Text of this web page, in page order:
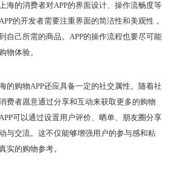
海的消费者对APP的界面设计、操作流畅度等
的开发者需要注重界面的简洁性和美观性，
自己所需的商品。APP的操作流程也要尽可能
物体验。
的购物APP还应具备一定的社交属性。随着社
费者愿意通过分享和互动来获取更多的购物
可以通过设置用户评价、晒单、朋友圈分享
与交流。这不仅能够增强用户的参与感和粘
实的购物参考。